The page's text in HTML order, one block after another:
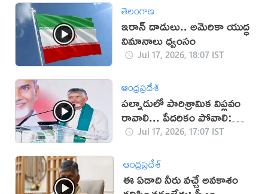
తెలంగాణ
ఇరాన్‌ దాడులు.. అమెరికా యుద్ధ
విమానాలు ధ్వంసం
Jul 17, 2026, 18:07 IST
ఆంధ్రప్రదేశ్
పల్నాడులో పారిశ్రామిక విప్లవం
రావాలి... పేదరికం పోవాలి:
చంద్రబాబు
Jul 17, 2026, 17:07 IST
ఆంధ్రప్రదేశ్
ఈ ఏడాది నీరు వచ్చే అవకాశం